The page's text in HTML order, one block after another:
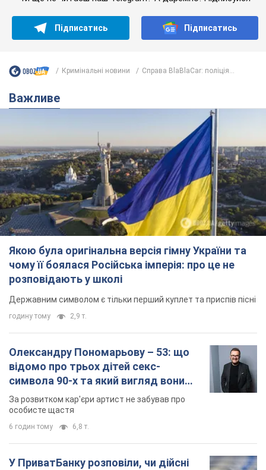
Підписатись Підписатись
Кримінальні новини Справа BlaBlaCar: поліція...
Важливе
Якою була оригінальна версія гімну України та
чому її боялася Російська імперія: про це не
розповідають у школі
Державним символом є тільки перший куплет та приспів пісні
годину тому 2,9 т.
Олександру Пономарьову – 53: що
відомо про трьох дітей секс-
символа 90-х та який вигляд вони
мають
За розвитком кар'єри артист не забував про
особисте щастя
6 годин тому 6,8 т.
У ПриватБанку розповіли, чи дійсні